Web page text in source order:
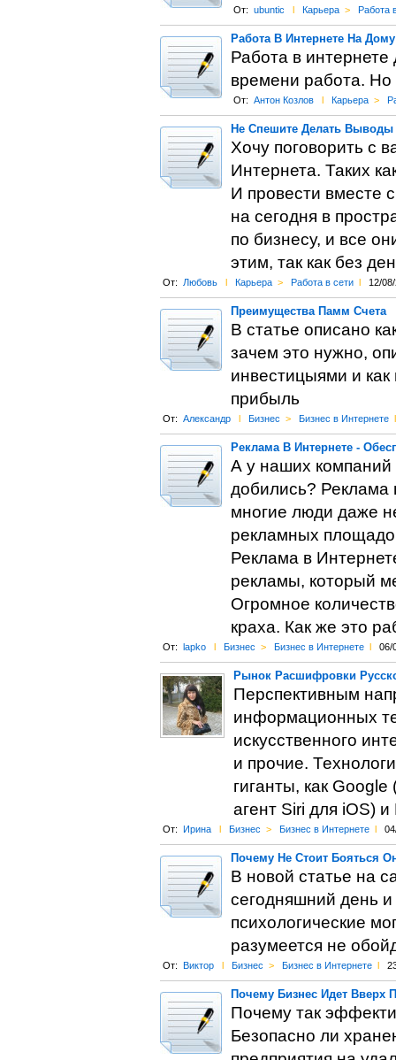
От: ubuntic l Карьера > Работа
Работа В Интернете На Дому
Работа в
времени работа. Но
От: Антон Козлов l Карьера >
Не Спешите Делать Выводы
Хочу поговорить с
Интернета. Таких
И провести вместе
на сегодня в
по бизнесу, и все
этим, так как без
От: Любовь l Карьера > Работа в сети l 12/
Преимущества Памм Счета
В статье описано
зачем это нужно,
инвестицыями и как
прибыль
От: Александр l Бизнес > Бизнес в Интернете l
Реклама В Интернете -
А у наших компаний
добились?
многие люди даже
рекламных
Реклама в
рекламы, который
Огромное
краха. Как же это
От: lapko l Бизнес > Бизнес в Интернете l 06/
Рынок Расшифровки
Перспективным
информационных
искусственного
и прочие.
гиганты, как
агент Siri для iOS)
От: Ирина l Бизнес > Бизнес в Интернете l
Почему Не Стоит Бояться
В новой статье на
сегодняшний день и
психологические
разумеется не
От: Виктор l Бизнес > Бизнес в Интернете l
Почему Бизнес Идет Вверх
Почему так
Безопасно ли